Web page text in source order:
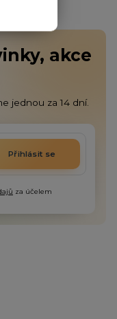
akce
jednou za 14 dní.
Přihlásit se
za účelem